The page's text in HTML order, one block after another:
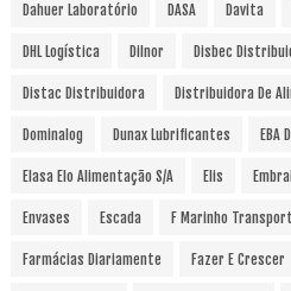
Dahuer Laboratório DASA Davita
DHL Logística Dilnor Disbec
Distac Distribuidora Distribuidora De
Dominalog Dunax Lubrificantes
Elasa Elo Alimentação S/A Elis
Envases Escada F Marinho
Farmácias Diariamente Fazer E Crescer